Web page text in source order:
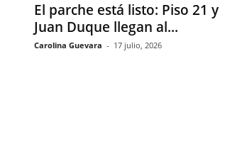
El parche está listo: Piso 21 y
Juan Duque llegan al...
Carolina Guevara - 17 julio, 2026